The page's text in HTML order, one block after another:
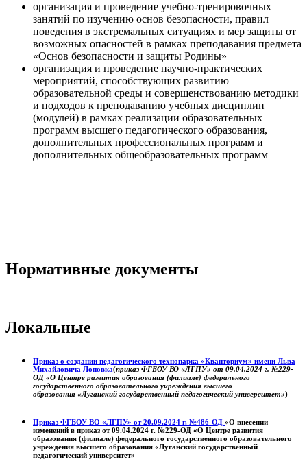
организация и проведение учебно-тренировочных
занятий по изучению основ безопасности, правил
поведения в экстремальных ситуациях и мер защиты от
возможных опасностей в рамках преподавания предмета
«Основ безопасности и защиты Родины»
организация и проведение научно-практических
мероприятий, способствующих развитию
образовательной среды и совершенствованию методики
и подходов к преподаванию учебных дисциплин
(модулей) в рамках реализации образовательных
программ высшего педагогического образования,
дополнительных профессиональных программ и
дополнительных общеобразовательных программ
Нормативные документы
Локальные
Приказ о создании педагогического технопарка «Кванториум» имени Льва
Михайловича Лоповка(приказ ФГБОУ ВО «ЛГПУ» от 09.04.2024 г. №229-
ОД «О Центре развития образования (филиале) федерального
государственного образовательного учреждения высшего
образования «Луганский государственный педагогический университет»)
Приказ ФГБОУ ВО «ЛГПУ» от 20.09.2024 г. №486-ОД «О внесении
изменений в приказ от 09.04.2024 г. №229-ОД «О Центре развития
образования (филиале) федерального государственного образовательного
учреждения высшего образования «Луганский государственный
педагогический университет»